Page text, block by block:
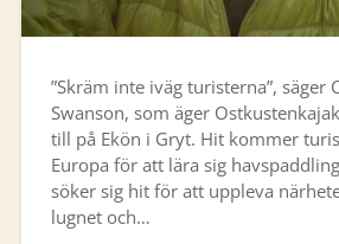
”Skräm inte iväg turisterna”, säger
Swanson, som äger
till på Ekön i Gryt. Hit kommer
Europa för att lära sig
söker sig hit för att uppleva
lugnet och…